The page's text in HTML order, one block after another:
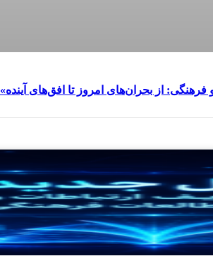
از بحران‌های امروز تا افق‌های آینده»